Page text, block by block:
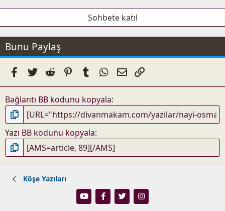
Sohbete katıl
Bunu Paylaş
FacebookTwitterRedditPinterestTumblrWhatsApp
E-posta
Bağlantı BB kodunu kopyala
Yazı BB kodunu kopyala
Köşe Yazıları